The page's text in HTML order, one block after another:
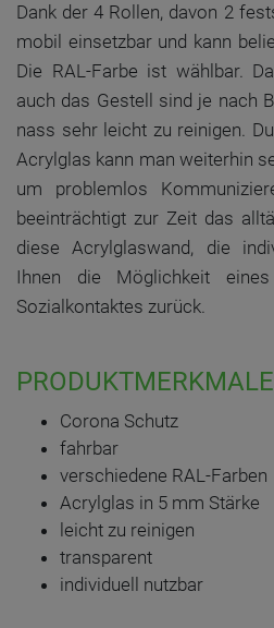
Dank der 4 Rollen, davon 2
mobil einsetzbar und kann
Die RAL-Farbe ist wählbar.
auch das Gestell sind je nach
nass sehr leicht zu reinigen.
Acrylglas kann man weiterhin
um problemlos
beeinträchtigt zur Zeit das
diese Acrylglaswand, die
Ihnen die Möglichkeit
Sozialkontaktes zurück.
PRODUKTMERKMALE
Corona Schutz
fahrbar
verschiedene RAL-Farben
Acrylglas in 5 mm Stärke
leicht zu reinigen
transparent
individuell nutzbar